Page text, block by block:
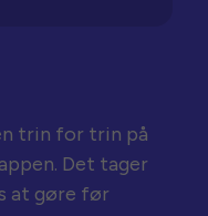
trin for trin på
Det tager
at gøre før